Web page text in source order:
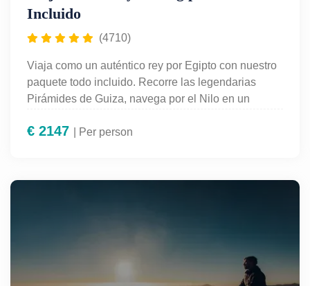
Incluido
(4710)
Viaja como un auténtico rey por Egipto con nuestro
paquete todo incluido. Recorre las legendarias
Pirámides de Guiza, navega por el Nilo en un
de Luxor, Karnak y Abu Simbel. Disfruta de
Una experiencia exclusiva, cómoda y sin
€ 2147 | Per person